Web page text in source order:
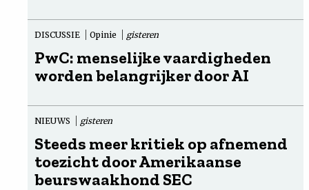
DISCUSSIE Opinie gisteren
PwC: menselijke vaardigheden
worden belangrijker door AI
NIEUWS gisteren
Steeds meer kritiek op afnemend
toezicht door Amerikaanse
beurswaakhond SEC